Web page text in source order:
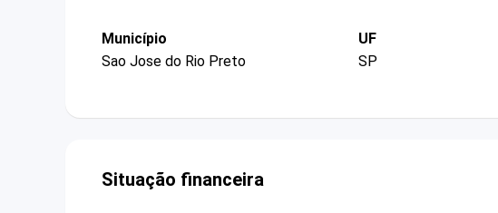
Município
Sao Jose do Rio Preto
UF
SP
Situação financeira